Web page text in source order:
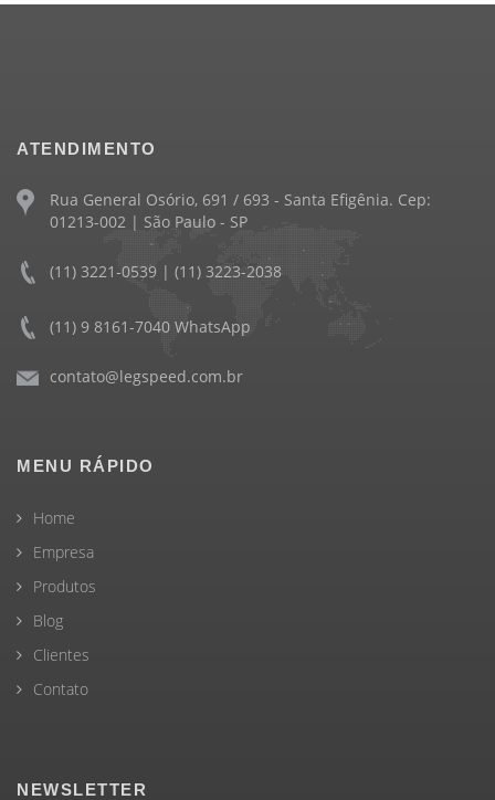
ATENDIMENTO
Rua General Osório, 691 / 693 - Santa Efigênia. Cep:
01213-002 | São Paulo - SP
(11) 3221-0539 | (11) 3223-2038
(11) 9 8161-7040 WhatsApp
contato@legspeed.com.br
MENU RÁPIDO
Home
Empresa
Produtos
Blog
Clientes
Contato
NEWSLETTER